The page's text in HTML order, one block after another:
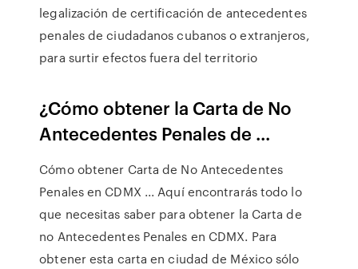
legalización de certificación de antecedentes
penales de ciudadanos cubanos o extranjeros,
para surtir efectos fuera del territorio
¿Cómo obtener la Carta de No
Antecedentes Penales de ...
Cómo obtener Carta de No Antecedentes
Penales en CDMX ... Aquí encontrarás todo lo
que necesitas saber para obtener la Carta de
no Antecedentes Penales en CDMX. Para
obtener esta carta en ciudad de México sólo